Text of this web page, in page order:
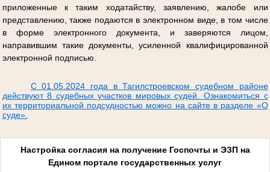
приложенные к таким ходатайству, заявлению, жалобе или
представлению, также подаются в электронном виде, в том числе
в форме электронного документа, и заверяются лицом,
направившим такие документы, усиленной квалифицированной
электронной подписью.
С 01.05.2024 года в Тагилстроевском судебном районе
действуют 8 судебных участков мировых судей. Ознакомиться с
их территориальной подсудностью можно на сайте в разделе «О
суде».
Настройка согласия на получение Госпочты и ЭЗП на
Едином портале государственных услуг